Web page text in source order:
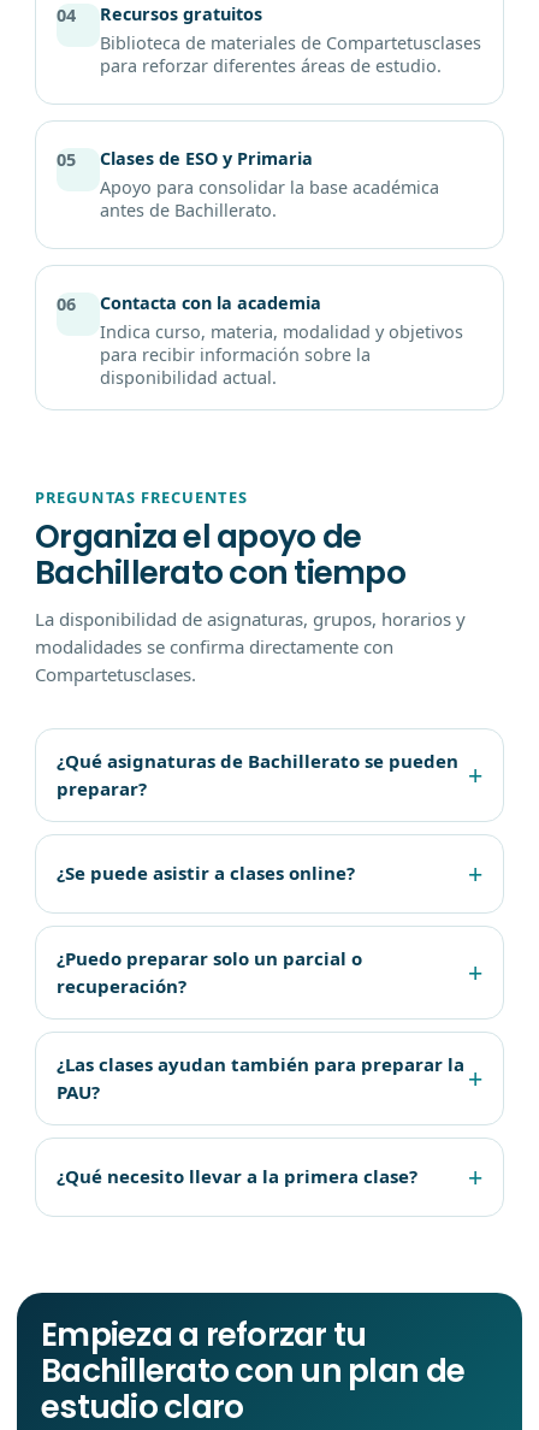
04
Recursos gratuitos
Biblioteca de materiales de Compartetusclases
para reforzar diferentes áreas de estudio.
05
Clases de ESO y Primaria
Apoyo para consolidar la base académica
antes de Bachillerato.
06
Contacta con la academia
Indica curso, materia, modalidad y objetivos
para recibir información sobre la
disponibilidad actual.
PREGUNTAS FRECUENTES
Organiza el apoyo de
Bachillerato con tiempo
La disponibilidad de asignaturas, grupos, horarios y
modalidades se confirma directamente con
Compartetusclases.
¿Qué asignaturas de Bachillerato se pueden
preparar?
¿Se puede asistir a clases online?
¿Puedo preparar solo un parcial o
recuperación?
¿Las clases ayudan también para preparar la
PAU?
¿Qué necesito llevar a la primera clase?
Empieza a reforzar tu
Bachillerato con un plan de
estudio claro